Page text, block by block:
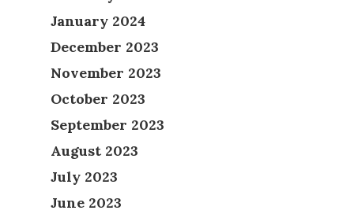
January 2024
December 2023
November 2023
October 2023
September 2023
August 2023
July 2023
June 2023